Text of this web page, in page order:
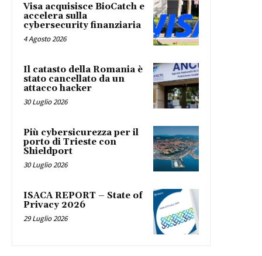
Visa acquisisce BioCatch e
accelera sulla
cybersecurity finanziaria
4 Agosto 2026
Il catasto della Romania è
stato cancellato da un
attacco hacker
30 Luglio 2026
Più cybersicurezza per il
porto di Trieste con
Shieldport
30 Luglio 2026
ISACA REPORT – State of
Privacy 2026
29 Luglio 2026